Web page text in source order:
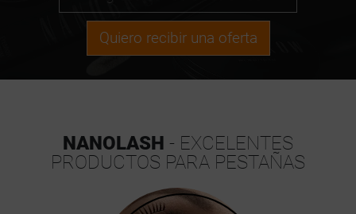
Quiero recibir una oferta
NANOLASH - EXCELENTES
PRODUCTOS PARA PESTAÑAS